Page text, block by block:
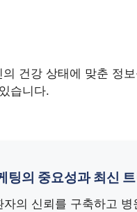
건강 상태에 맞춘 정
습니다.
팅의 중요성과 최신
의 신뢰를 구축하고